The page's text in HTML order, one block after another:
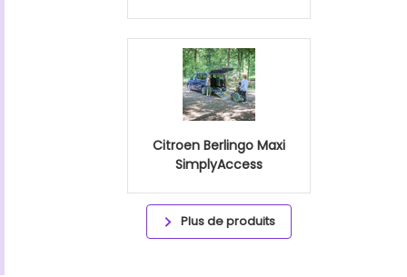
Citroen Berlingo Maxi
SimplyAccess
Plus de produits